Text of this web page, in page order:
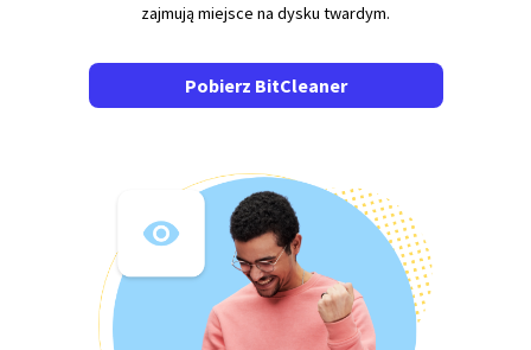
zajmują miejsce na dysku twardym.
Pobierz BitCleaner